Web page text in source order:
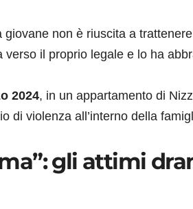
non è riuscita a
verso il proprio legale e lo ha
2024, in un appartamento di
di violenza all’interno della
gli attimi